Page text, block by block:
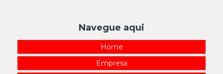
Navegue aqui
Home
Empresa